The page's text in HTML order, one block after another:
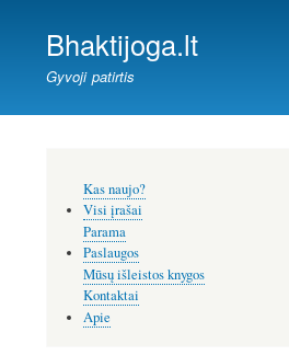
Bhaktijoga.lt
Gyvoji patirtis
meniu
Kas naujo?
Visi įrašai
Parama
Paslaugos
Mūsų išleistos knygos
Kontaktai
Apie